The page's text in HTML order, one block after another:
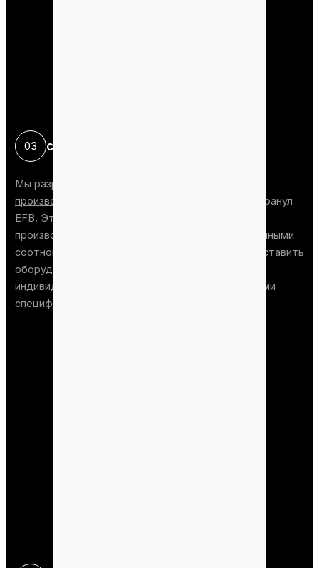
03 стадия гранулирования
Мы разработали специальный
производства гранул из лузги
для переработки гранул
EFB. Эта машина имеет несколько моделей по
производительности и может работать с различными
соотношениями сырья. Мы также можем предоставить
оборудование для производства пеллет по
индивидуальному заказу в соответствии с вашими
специфическими требованиями.